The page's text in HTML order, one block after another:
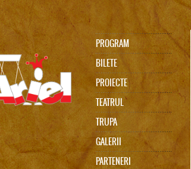
PROGRAM
BILETE
PROIECTE
TEATRUL
TRUPA
GALERII
PARTENERI